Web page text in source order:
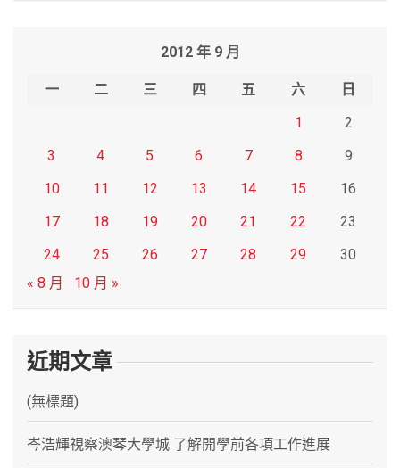
2012 年 9 月
一 二 三 四 五 六
日
1
2
3
4 5 6 7 8
9
10
11 12 13 14 15
16
17
18 19 20 21 22
23
24
25 26 27 28 29
30
« 8 月
10 月 »
近期文章
(無標題)
岑浩輝視察澳琴大學城 了解開學前各項工作進展